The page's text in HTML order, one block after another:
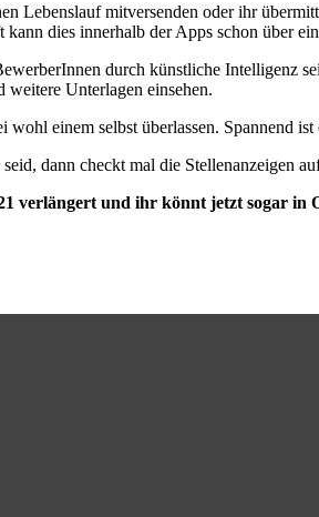
Lebenslauf mitversenden oder ihr
dies innerhalb der Apps schon über
durch künstliche Intelligenz
weitere Unterlagen einsehen.
einem selbst überlassen. Spannend
dann checkt mal die Stellenanzeigen
verlängert und ihr könnt jetzt sogar